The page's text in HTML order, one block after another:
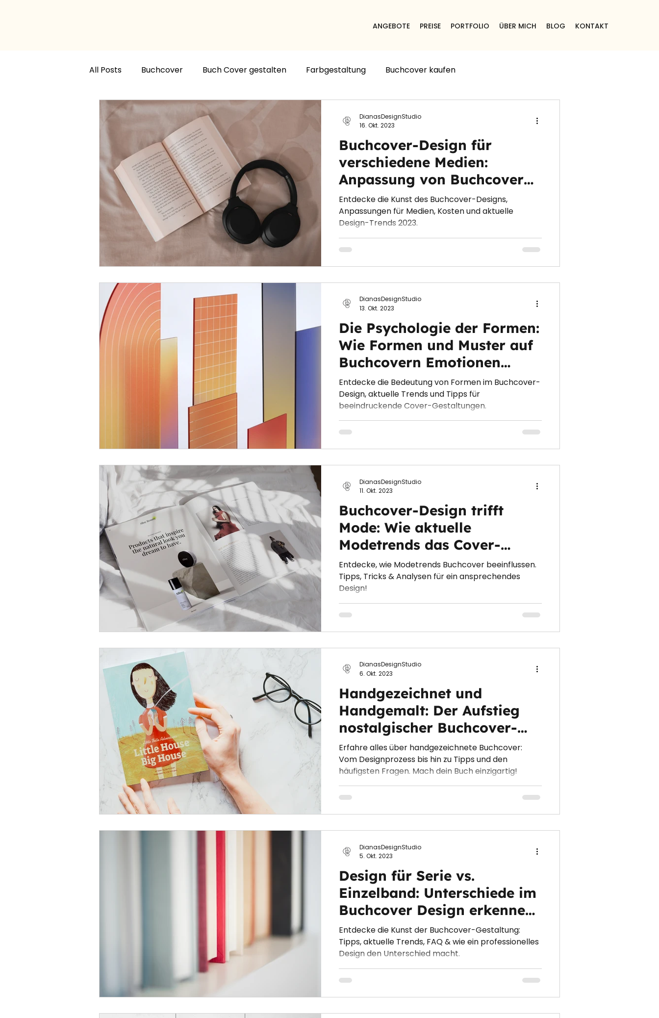
ANGEBOTE PREISE PORTFOLIO ÜBER MICH BLOG KONTAKT
All Posts Buchcover Buch Cover gestalten Farbgestaltung Buchcover kaufen
Buchcover Designer Buch Cover Design
Buchcover-Design für
verschiedene Medien:
Anpassung von Buchcovern
für Audiobücher, Podcasts
und mul
Entdecke die Kunst des Buchcover-Designs,
Anpassungen für Medien, Kosten und aktuelle
Design-Trends 2023.
DianasDesignStudio
16. Okt. 2023
Die Psychologie der Formen:
Wie Formen und Muster auf
Buchcovern Emotionen
wecken
Entdecke die Bedeutung von Formen im Buchcover-
Design, aktuelle Trends und Tipps für
beeindruckende Cover-Gestaltungen.
DianasDesignStudio
13. Okt. 2023
Buchcover-Design trifft
Mode: Wie aktuelle
Modetrends das Cover-
Design beeinflussen
Entdecke, wie Modetrends Buchcover beeinflussen.
Tipps, Tricks & Analysen für ein ansprechendes
Design!
DianasDesignStudio
11. Okt. 2023
Handgezeichnet und
Handgemalt: Der Aufstieg
nostalgischer Buchcover-
Trends und ihre Bedeutung
Erfahre alles über handgezeichnete Buchcover:
Vom Designprozess bis hin zu Tipps und den
häufigsten Fragen. Mach dein Buch einzigartig!
DianasDesignStudio
6. Okt. 2023
Design für Serie vs.
Einzelband: Unterschiede im
Buchcover Design erkennen
und nutzen
Entdecke die Kunst der Buchcover-Gestaltung:
Tipps, aktuelle Trends, FAQ & wie ein professionelles
Design den Unterschied macht.
DianasDesignStudio
5. Okt. 2023